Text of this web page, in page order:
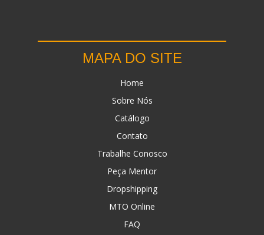
MAPA DO SITE
Home
Sobre Nós
Catálogo
Contato
Trabalhe Conosco
Peça Mentor
Dropshipping
MTO Online
FAQ